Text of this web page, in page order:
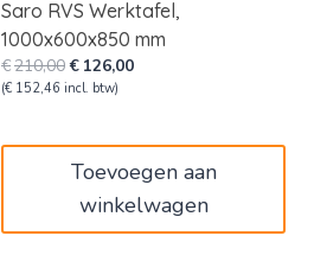
Saro RVS Werktafel,
1000x600x850 mm
€210,00Oorspronkelijke
prijs
€ 126,00Huidige
(€ 152,46 incl. btw)
Toevoegen aan
winkelwagen